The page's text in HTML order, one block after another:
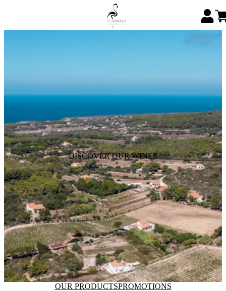
DISCOVER OUR WINES
OUR PRODUCTSPROMOTIONS